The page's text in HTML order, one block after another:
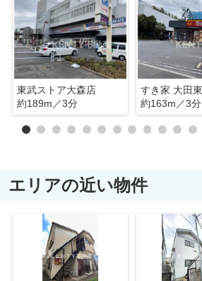
東武ストア大森店
約189m／3分
約163m／3分
エリアの近い物件